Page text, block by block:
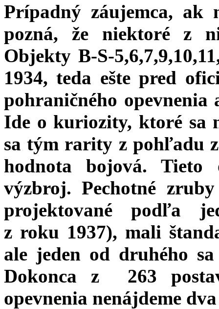
Prípadný záujemca, ak
pozná, že niektoré z
Objekty B-S-
1934, teda ešte pred
pohraničného
Ide o kuriozity, ktoré sa
sa tým rarity z pohľadu
hodnota bojová.
výzbroj. Pechotné
projektované podľa
z roku 1937), mali
ale jeden od druhého
Dokonca z 263
opevnenia nenájdeme